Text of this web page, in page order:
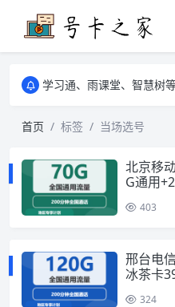
学习通、雨课堂、智慧树等网课
学习通、雨课堂、智慧树等网课
首页
标签 当场选号
北京移
G通用
403
邢台电
冰茶卡
324